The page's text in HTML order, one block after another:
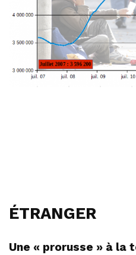
ÉTRANGER
Une « prorusse » à